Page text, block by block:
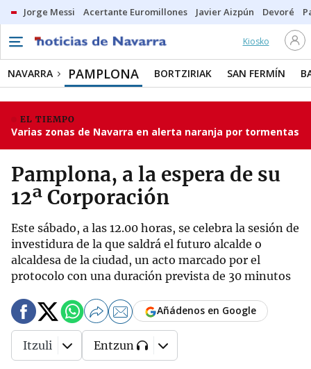
Jorge Messi Acertante Euromillones Javier Aizpún Devoré
Kiosko
NAVARRA PAMPLONA BORTZIRIAK SAN FERMÍN
EL TIEMPO
Varias zonas de Navarra en alerta naranja por tormentas
Pamplona, a la espera de su
12ª Corporación
Este sábado, a las 12.00 horas, se celebra la sesión de
investidura de la que saldrá el futuro alcalde o
alcaldesa de la ciudad, un acto marcado por el
protocolo con una duración prevista de 30 minutos
Añádenos en Google
Itzuli Entzun